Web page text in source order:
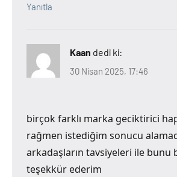
Yanıtla
Kaan dedi ki:
30 Nisan 2025, 17:46
birçok farklı marka geciktirici
rağmen istediğim sonucu
arkadaşların tavsiyeleri ile bunu
teşekkür ederim